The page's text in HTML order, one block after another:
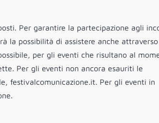
Per garantire la partecipazione agli
la possibilità di assistere anche
per gli eventi che risultano al
Per gli eventi non ancora esauriti le
festivalcomunicazione.it. Per gli eventi in